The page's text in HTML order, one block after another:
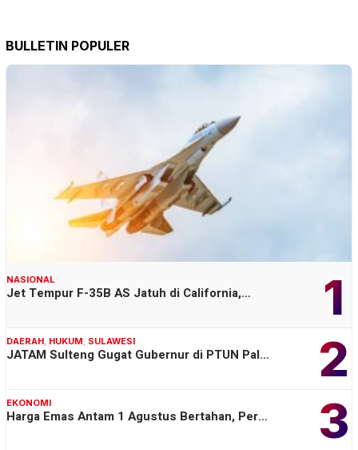
BULLETIN POPULER
1
NASIONAL
Jet Tempur F-35B AS Jatuh di California,…
2
DAERAH, HUKUM, SULAWESI
JATAM Sulteng Gugat Gubernur di PTUN Pal…
3
EKONOMI
Harga Emas Antam 1 Agustus Bertahan, Per…